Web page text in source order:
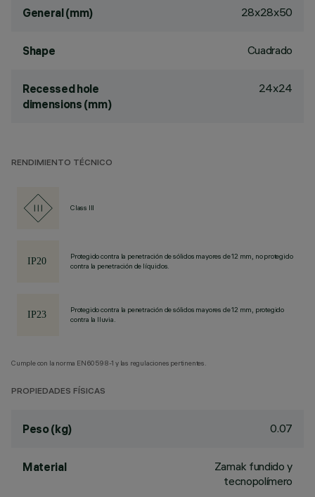
General (mm) 28x28x50
Shape Cuadrado
Recessed hole
dimensions (mm)
24x24
RENDIMIENTO TÉCNICO
Class III
Protegido contra la penetración de sólidos mayores de 12 mm, no protegido
contra la penetración de líquidos.
Protegido contra la penetración de sólidos mayores de 12 mm, protegido
contra la lluvia.
Cumple con la norma EN60598-1 y las regulaciones pertinentes.
PROPIEDADES FÍSICAS
Peso (kg) 0.07
Material
Zamak fundido y
tecnopolímero